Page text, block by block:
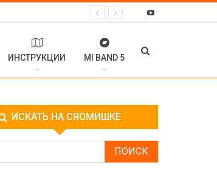
ИНСТРУКЦИИ MI BAND 5
ИСКАТЬ НА СЯОМИШКЕ